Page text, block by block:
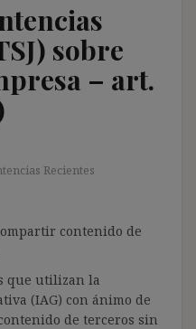
sobre
– art.
Recientes
contenido de
que utilizan la
(IAG) con ánimo de
de terceros sin